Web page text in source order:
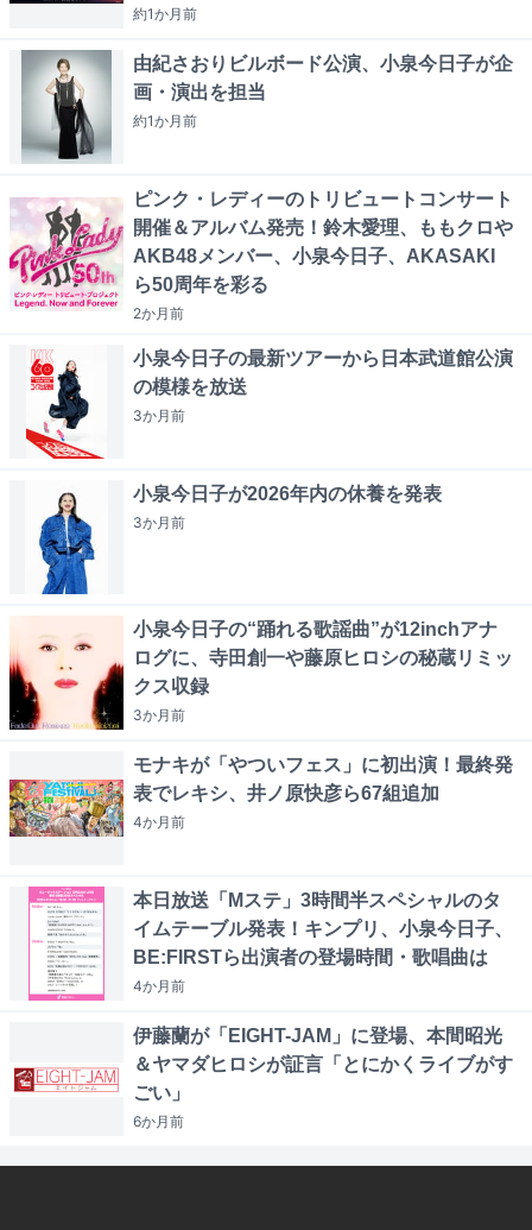
約1か月前
由紀さおりビルボード公演、小泉今日子が企
画・演出を担当
約1か月前
ピンク・レディーのトリビュートコンサート
開催＆アルバム発売！鈴木愛理、ももクロや
AKB48メンバー、小泉今日子、AKASAKI
ら50周年を彩る
2か月前
小泉今日子の最新ツアーから日本武道館公演
の模様を放送
3か月前
小泉今日子が2026年内の休養を発表
3か月前
小泉今日子の“踊れる歌謡曲”が12inchアナ
ログに、寺田創一や藤原ヒロシの秘蔵リミッ
クス収録
3か月前
モナキが「やついフェス」に初出演！最終発
表でレキシ、井ノ原快彦ら67組追加
4か月前
本日放送「Mステ」3時間半スペシャルのタ
イムテーブル発表！キンプリ、小泉今日子、
BE:FIRSTら出演者の登場時間・歌唱曲は
4か月前
伊藤蘭が「EIGHT-JAM」に登場、本間昭光
＆ヤマダヒロシが証言「とにかくライブがす
ごい」
6か月前